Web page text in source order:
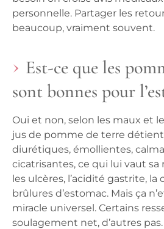
personnelle. Partager les
beaucoup, vraiment souvent.
Est-ce que les
sont bonnes pour
Oui et non, selon les maux et
jus de pomme de terre
diurétiques, émollientes,
cicatrisantes, ce qui lui vaut
les ulcères, l’acidité gastrite,
brûlures d’estomac. Mais ça
miracle universel. Certains
soulagement net, d’autres